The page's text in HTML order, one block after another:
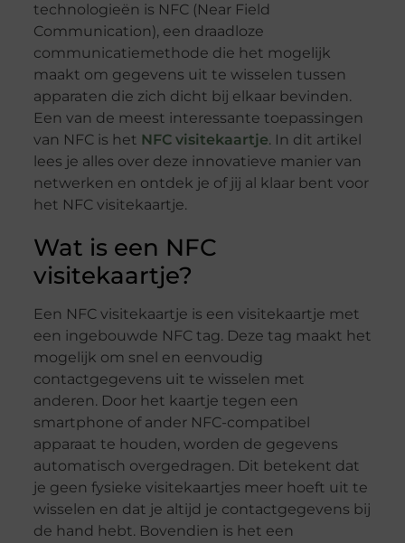
technologieën is NFC (Near Field
Communication), een draadloze
communicatiemethode die het mogelijk
maakt om gegevens uit te wisselen tussen
apparaten die zich dicht bij elkaar bevinden.
Een van de meest interessante toepassingen
van NFC is het NFC visitekaartje. In dit artikel
lees je alles over deze innovatieve manier van
netwerken en ontdek je of jij al klaar bent voor
het NFC visitekaartje.
Wat is een NFC
visitekaartje?
Een NFC visitekaartje is een visitekaartje met
een ingebouwde NFC tag. Deze tag maakt het
mogelijk om snel en eenvoudig
contactgegevens uit te wisselen met
anderen. Door het kaartje tegen een
smartphone of ander NFC-compatibel
apparaat te houden, worden de gegevens
automatisch overgedragen. Dit betekent dat
je geen fysieke visitekaartjes meer hoeft uit te
wisselen en dat je altijd je contactgegevens bij
de hand hebt. Bovendien is het een